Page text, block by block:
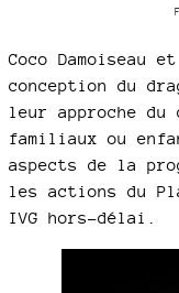
Coco Damoiseau
conception du
leur approche
familiaux ou
aspects de la
les actions du
IVG hors-délai.